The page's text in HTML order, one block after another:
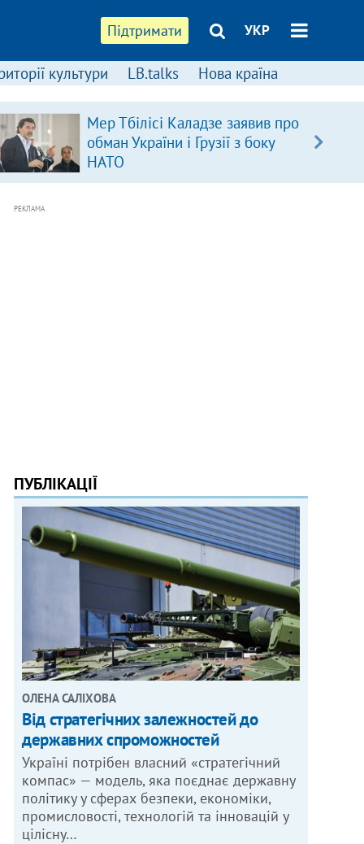
Підтримати УКР
культури LB.talks Нова країна
Мер Тбілісі Каладзе заявив про
обман України і Грузії з боку
НАТО
РЕКЛАМА
ПУБЛІКАЦІЇ
ОЛЕНА САЛІХОВА
Від стратегічних залежностей до
державних спроможностей
Україні потрібен власний «стратегічний
компас» — модель, яка поєднає державну
політику у сферах безпеки, економіки,
промисловості, технологій та інновацій у
цілісну…